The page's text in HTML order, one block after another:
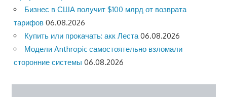
Бизнес в США получит $100 млрд от возврата
тарифов 06.08.2026
Купить или прокачать: акк Леста 06.08.2026
Модели Anthropic самостоятельно взломали
сторонние системы 06.08.2026